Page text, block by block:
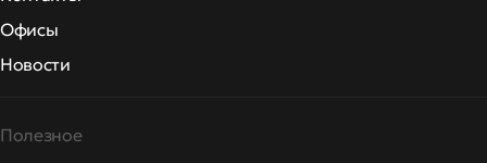
Офисы
Новости
Полезное